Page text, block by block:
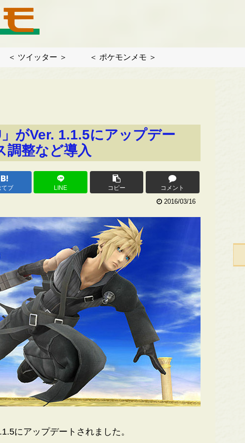
＜ ツイッター ＞ ＜ ポケモンメモ ＞
がVer. 1.1.5にアップデー
調整など導入
てブ LINE コピー コメント
2016/03/16
にアップデートされました。